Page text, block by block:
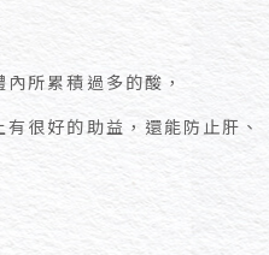
所累積過多的酸，
很好的助益，還能防止肝、